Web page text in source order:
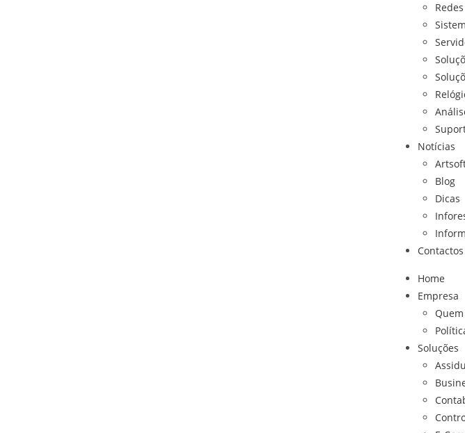
Notícias
Blog
Dicas
Contactos
Home
Empresa
Soluções